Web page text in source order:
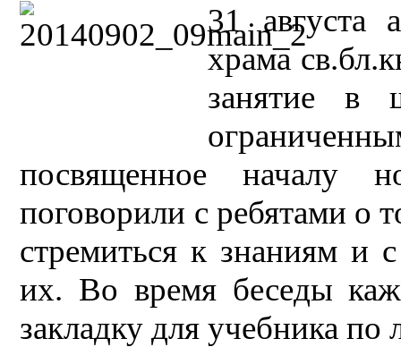
31 августа
храма
занятие в
посвященное началу
поговорили с ребятами о
стремиться к знаниям и
их. Во время беседы
закладку для учебника